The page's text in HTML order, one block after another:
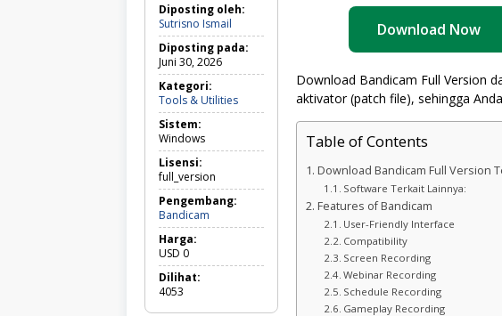
Diposting oleh:
Sutrisno Ismail
Diposting pada:
Juni 30, 2026
Kategori:
Tools & UtilitiesTools
&
Sistem:
Windows
Lisensi:
full_version
Pengembang:
Bandicam
Harga:
USD 0
Dilihat:
4053
Download Now
Download Bandicam Full Version
aktivator (patch file), sehingga
Table of Contents
Download Bandicam Full Version
Software Terkait Lainnya:
Features of Bandicam
User-Friendly Interface
Compatibility
Screen Recording
Webinar Recording
Schedule Recording
Gameplay Recording